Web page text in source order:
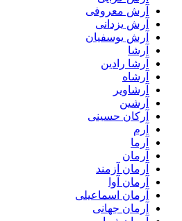
آرش معروفی
آرش یزدانی
آرش یوسفیان
آرشا
آرشا رادین
آرشاه
آرشاویر
آرشین
آرکان حسینی
آرم
آرما
آرمان
آرمان آزمند
آرمان آوا
آرمان اسماعیلی
آرمان جهانی